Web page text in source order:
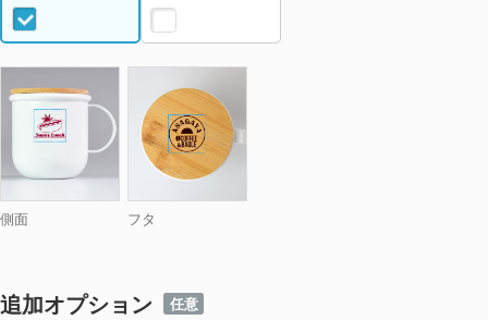
側面 フタ
追加オプション 任意